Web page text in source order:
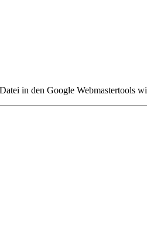
in den Google Webmastertools